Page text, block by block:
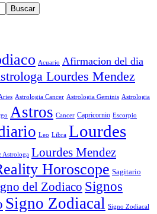
Acuario Afirmacion del dia
Lourdes Mendez
Astrologia Cancer Astrologia Geminis Astrologia
Astros Cancer Capricornio Escorpio
Leo Libra Lourdes
Astrologa Lourdes Mendez
Horoscope Sagitario
del Zodiaco Signos
Signo Zodiacal Signo Zodiacal